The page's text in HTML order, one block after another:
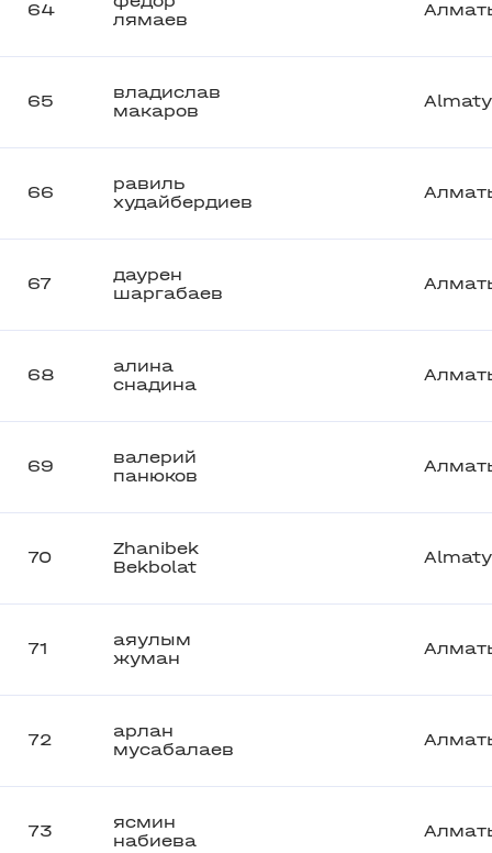
64
лямаев
65
владислав
макаров
Almaty
66
равиль
худайбердиев
67
даурен
шаргабаев
68
алина
снадина
69
валерий
панюков
70
Zhanibek
Bekbolat
Almaty
71
аяулым
жуман
72
арлан
мусабалаев
73
ясмин
набиева